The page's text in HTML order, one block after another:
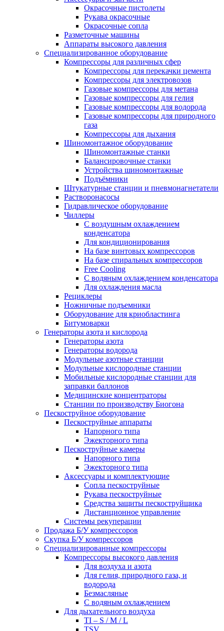
Окрасочные пистолеты
Рукава окрасочные
Окрасочные сопла
Разметочные машины
Аппараты высокого давления
Специализированное оборудование
Компрессоры для различных сфер
Компрессоры для перекачки цемента
Компрессоры для электровозов
Газовые компрессоры для метана
Газовые компрессоры для гелия
Газовые компрессоры для водорода
Газовые компрессоры для природного
газа
Компрессоры для дыхания
Шиномонтажное оборудование
Шиномонтажные станки
Балансировочные станки
Устройства шиномонтажные
Подъёмники
Штукатурные станции и пневмонагнетатели
Растворонасосы
Гидравлическое оборудование
Чиллеры
С воздушным охлаждением
конденсатора
Для кондиционирования
На базе винтовых компрессоров
На базе спиральных компрессоров
Free Cooling
С водяным охлаждением конденсатора
Для охлаждения масла
Рециклеры
Ножничные подъемники
Оборудование для криобластинга
Битумоварки
Генераторы азота и кислорода
Генераторы азота
Генераторы водорода
Модульные азотные станции
Модульные кислородные станции
Мобильные кислородные станции для
заправки баллонов
Медицинские концентраторы
Станции по производству Биогона
Пескоструйное оборудование
Пескоструйные аппараты
Напорного типа
Эжекторного типа
Пескоструйные камеры
Напорного типа
Эжекторного типа
Аксессуары и комплектующие
Сопла пескоструйные
Рукава пескоструйные
Средства защиты пескоструйщика
Дистанционное управление
Системы рекуперации
Продажа Б/У компрессоров
Скупка Б/У компрессоров
Специализированные компрессоры
Компрессоры высокого давления
Для воздуха и азота
Для гелия, природного газа, и
водорода
Безмасляные
С водяным охлаждением
Для дыхательного воздуха
TI – S / M / L
TSV